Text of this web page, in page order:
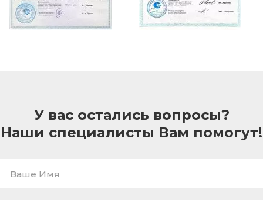
У вас остались вопросы?
Наши специалисты Вам помогут!